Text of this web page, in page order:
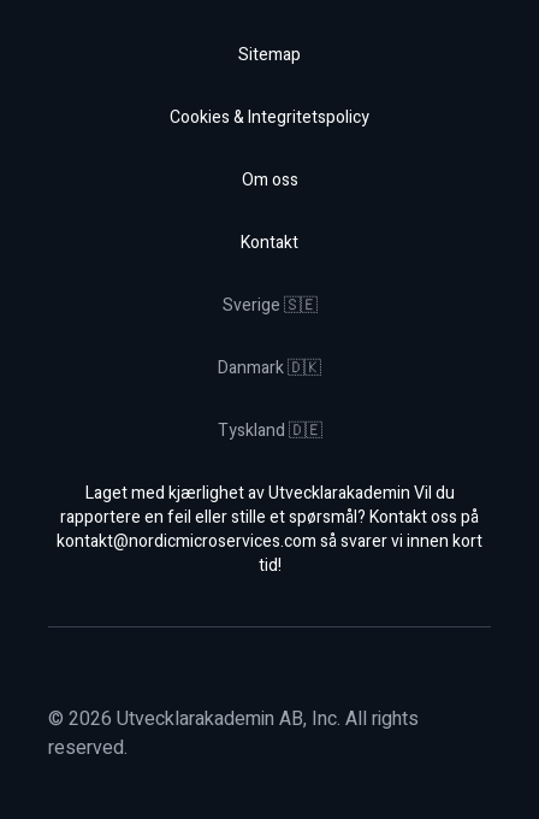
Sitemap
Cookies & Integritetspolicy
Om oss
Kontakt
Sverige 🇸🇪
Danmark 🇩🇰
Tyskland 🇩🇪
Laget med kjærlighet av Utvecklarakademin Vil du
rapportere en feil eller stille et spørsmål? Kontakt oss på
kontakt@nordicmicroservices.comså svarer vi innen kort
tid!
© 2026 Utvecklarakademin AB, Inc. All rights
reserved.